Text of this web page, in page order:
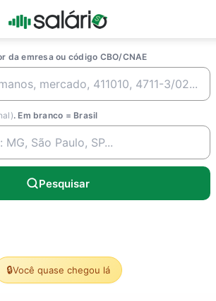
da emresa ou código CBO/CNAE
. Em branco = Brasil
Pesquisar
🔒Você quase chegou lá